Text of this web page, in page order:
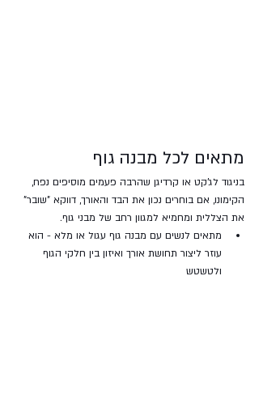
מתאים לכל מבנה גוף
בניגוד לג'קט או קרדיגן שהרבה פעמים מוסיפים נפח,
הקימונו, אם בוחרים נכון את הבד והאורך, דווקא "שובר"
את הצללית ומחמיא למגוון רחב של מבני גוף.
מתאים לנשים עם מבנה גוף עגול או מלא - הוא
עוזר ליצור תחושת אורך ואיזון בין חלקי הגוף
ולטשטש